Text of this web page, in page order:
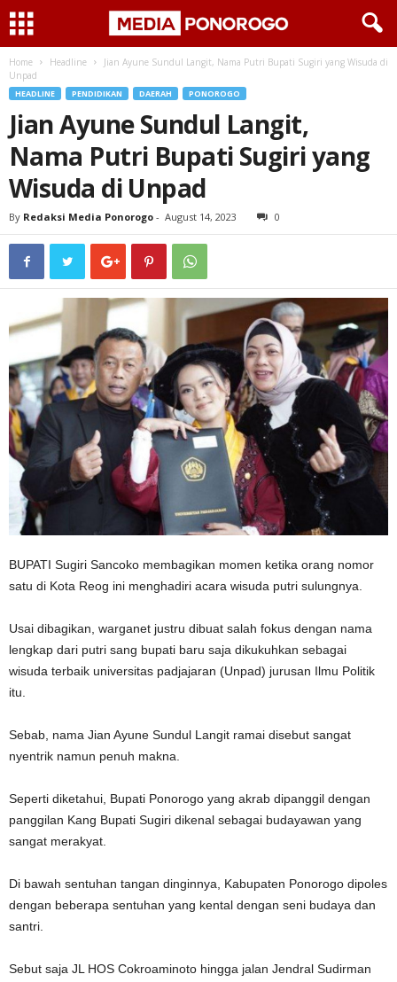
Home Headline
Jian Ayune Sundul Langit, Nama Putri Bupati Sugiri yang Wisuda di
Unpad
HEADLINE PENDIDIKAN DAERAH PONOROGO
Jian Ayune Sundul Langit,
Nama Putri Bupati Sugiri yang
Wisuda di Unpad
By Redaksi Media Ponorogo - August 14, 2023 0
BUPATI Sugiri Sancoko membagikan momen ketika orang nomor
satu di Kota Reog ini menghadiri acara wisuda putri sulungnya.
Usai dibagikan, warganet justru dibuat salah fokus dengan nama
lengkap dari putri sang bupati baru saja dikukuhkan sebagai
wisuda terbaik universitas padjajaran (Unpad) jurusan Ilmu Politik
itu.
Sebab, nama Jian Ayune Sundul Langit ramai disebut sangat
nyentrik namun penuh makna.
Seperti diketahui, Bupati Ponorogo yang akrab dipanggil dengan
panggilan Kang Bupati Sugiri dikenal sebagai budayawan yang
sangat merakyat.
Di bawah sentuhan tangan dinginnya, Kabupaten Ponorogo dipoles
dengan beberapa sentuhan yang kental dengan seni budaya dan
santri.
Sebut saja JL HOS Cokroaminoto hingga jalan Jendral Sudirman